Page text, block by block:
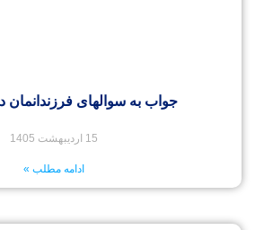
جواب به سوالهای فرزندانمان
15 اردیبهشت 1405
ادامه مطلب »